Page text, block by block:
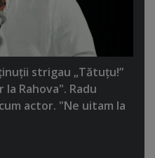
strigau „Tătuţu!”
Rahova". Radu
actor. "Ne uitam la